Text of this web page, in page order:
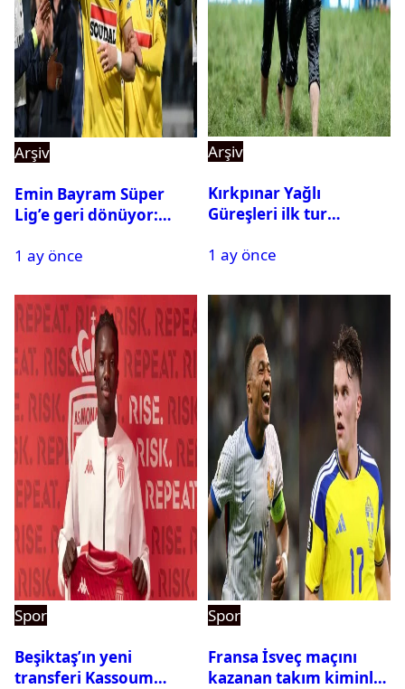
Arşiv
Emin Bayram Süper
Lig’e geri dönüyor:
1 ay önce
Arşiv
Kırkpınar Yağlı
Güreşleri ilk tur
2. tura geçen
1 ay önce
Spor
Beşiktaş’ın yeni
transferi Kassoum
Spor
Fransa İsveç maçını
kazanan takım kiminle